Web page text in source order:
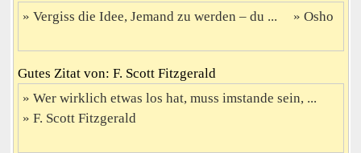
Vergiss die Idee, Jemand zu werden – du ...
Osho
Gutes Zitat von: F. Scott Fitzgerald
Wer wirklich etwas los hat, muss imstande sein, ...
F. Scott Fitzgerald